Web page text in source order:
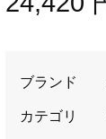
ブランド
カテゴリ